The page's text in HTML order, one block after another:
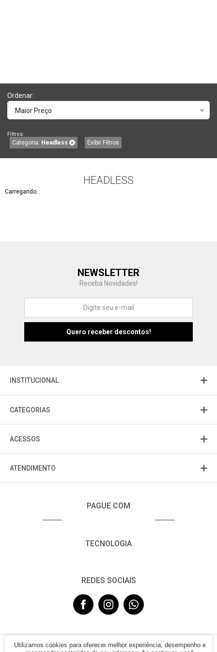
Ordenar:
Maior Preço
Filtros:
Categoria: Headless Exibir Filtros
HEADLESS
Carregando...
NEWSLETTER
Receba Novidades!
INSTITUCIONAL
CATEGORIAS
ACESSOS
ATENDIMENTO
PAGUE COM
TECNOLOGIA
REDES SOCIAIS
Fu Fujisom
Utilizamos cookies para oferecer melhor experiência, desempenho e